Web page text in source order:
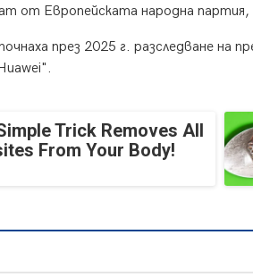
от Европейската народна партия,
през 2025 г. разследване на
Trick Removes All
From Your Body!